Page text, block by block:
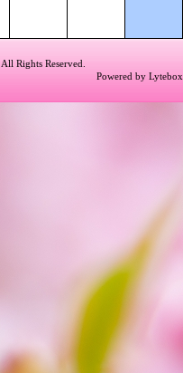
, All Rights Reserved.
Powered by Lytebox